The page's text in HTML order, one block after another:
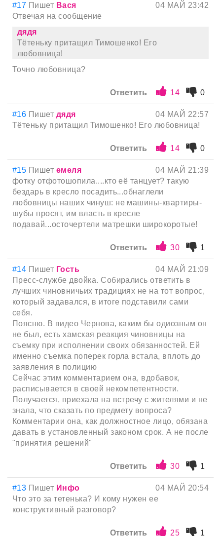
#17 Пишет Вася
04 МАЙ 23:42
Отвечая на сообщение
дядя
Тётеньку притащил Тимошенко! Его
любовница!
Точно любовница?
Ответить 14 0
#16 Пишет дядя
04 МАЙ 22:57
Тётеньку притащил Тимошенко! Его любовница!
Ответить 14 0
#15 Пишет емеля
04 МАЙ 21:39
фотку отфотошопила....кто её танцует? такую
бездарь в кресло посадить...обнаглели
любовницы наших чинуш: не машины-квартиры-
шубы просят, им власть в кресле
подавай...осточертели матрешки широкоротые!
Ответить 30 1
#14 Пишет Гость
04 МАЙ 21:09
Пресс-службе двойка. Собирались ответить в
лучших чиновничьих традициях не на тот вопрос,
который задавался, в итоге подставили сами
себя.
Поясню. В видео Чернова, каким бы одиозным он
не был, есть хамская реакция чиновницы на
съемку при исполнении своих обязанностей. Ей
именно съемка поперек горла встала, вплоть до
заявления в полицию
Сейчас этим комментарием она, вдобавок,
расписывается в своей некомпетентности.
Получается, приехала на встречу с жителями и не
знала, что сказать по предмету вопроса?
Комментарии она, как должностное лицо, обязана
давать в установленный законом срок. А не после
"принятия решений"
Ответить 30 1
#13 Пишет Инфо
04 МАЙ 20:54
Что это за тетенька? И кому нужен ее
конструктивный разговор?
Ответить 25 1